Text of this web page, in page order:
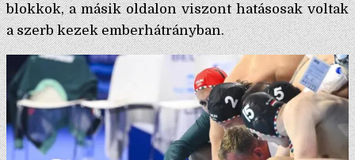
blokkok, a másik oldalon viszont hatásosak voltak
a szerb kezek emberhátrányban.